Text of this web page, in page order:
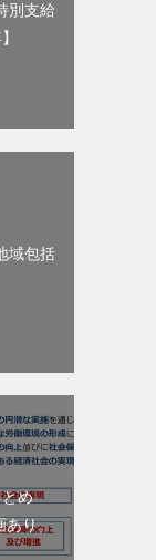
別支給
域包括
とめ
あり。